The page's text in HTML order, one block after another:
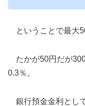
ということで最大
たかが50円だが
0.3％。
銀行預金金利とし